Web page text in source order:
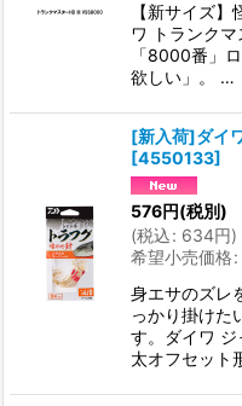
【新サイズ
ワ トランク
「8000番」
欲しい」。 …
[新入荷]ダイ
[4550133]
576円(税別)
(税込: 634円)
希望小売価格:
身エサのズレ
っかり掛けた
す。ダイワ
太オフセット